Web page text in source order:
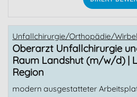
Unfallchirurgie/Orthopädie/
Oberarzt Unfallchirurgie
Raum Landshut (m/w/d) |
Region
modern ausgestatteter